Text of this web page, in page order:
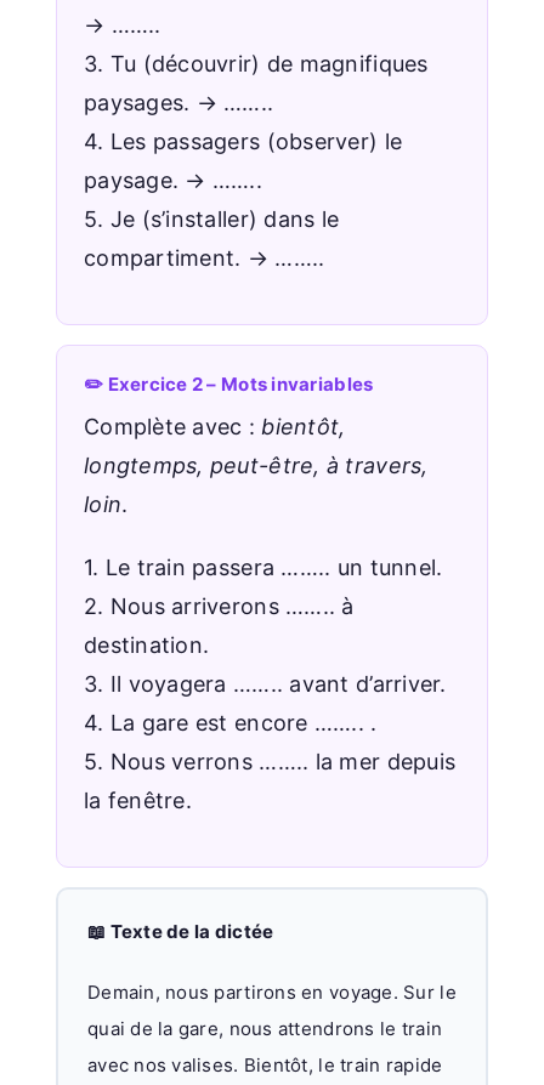
→ ……..
3. Tu (découvrir) de magnifiques
paysages. → ……..
4. Les passagers (observer) le
paysage. → ……..
5. Je (s’installer) dans le
compartiment. → ……..
✏️ Exercice 2 – Mots invariables
Complète avec : bientôt,
longtemps, peut-être, à travers,
loin.
1. Le train passera …….. un tunnel.
2. Nous arriverons …….. à
destination.
3. Il voyagera …….. avant d’arriver.
4. La gare est encore …….. .
5. Nous verrons …….. la mer depuis
la fenêtre.
📖 Texte de la dictée
Demain, nous partirons en voyage. Sur le
quai de la gare, nous attendrons le train
avec nos valises. Bientôt, le train rapide